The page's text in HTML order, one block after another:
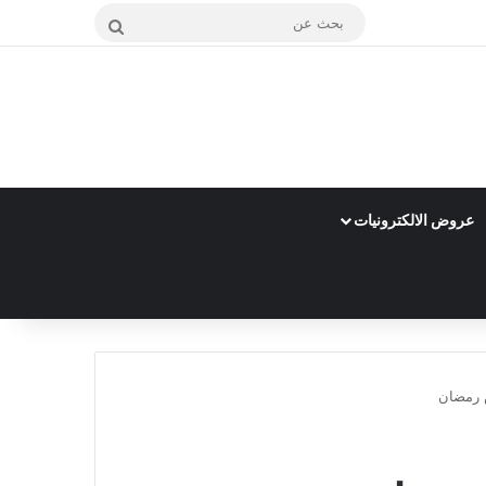
بحث
عروض الالكترونيات
رمضان